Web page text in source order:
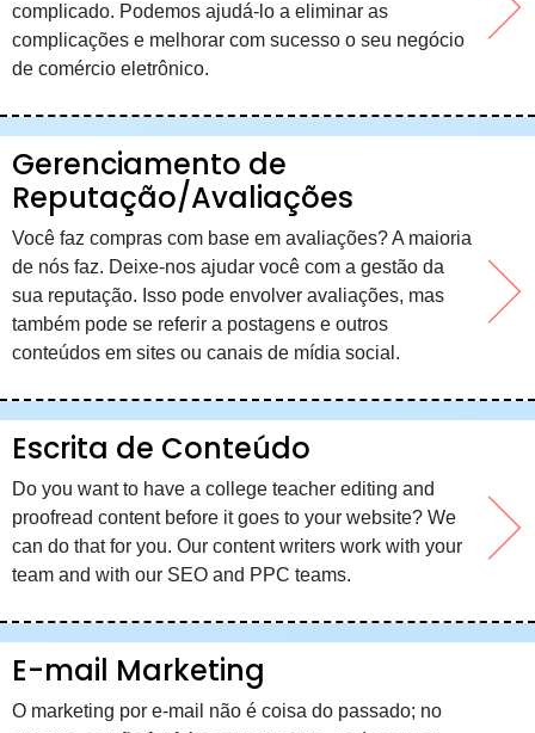
complicado. Podemos ajudá-lo a eliminar as
complicações e melhorar com sucesso o seu negócio
de comércio eletrônico.
Gerenciamento de
Reputação/Avaliações
Você faz compras com base em avaliações? A maioria
de nós faz. Deixe-nos ajudar você com a gestão da
sua reputação. Isso pode envolver avaliações, mas
também pode se referir a postagens e outros
conteúdos em sites ou canais de mídia social.
Escrita de Conteúdo
Do you want to have a college teacher editing and
proofread content before it goes to your website? We
can do that for you. Our content writers work with your
team and with our SEO and PPC teams.
E-mail Marketing
O marketing por e-mail não é coisa do passado; no